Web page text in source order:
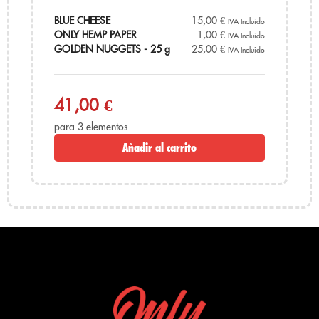
confianza, Only CBD!
BLUE CHEESE 15,00 € IVA Incluido
ONLY HEMP PAPER 1,00 € IVA Incluido
GOLDEN NUGGETS - 25 g 25,00 € IVA Incluido
41,00 €
para 3 elementos
Añadir al carrito